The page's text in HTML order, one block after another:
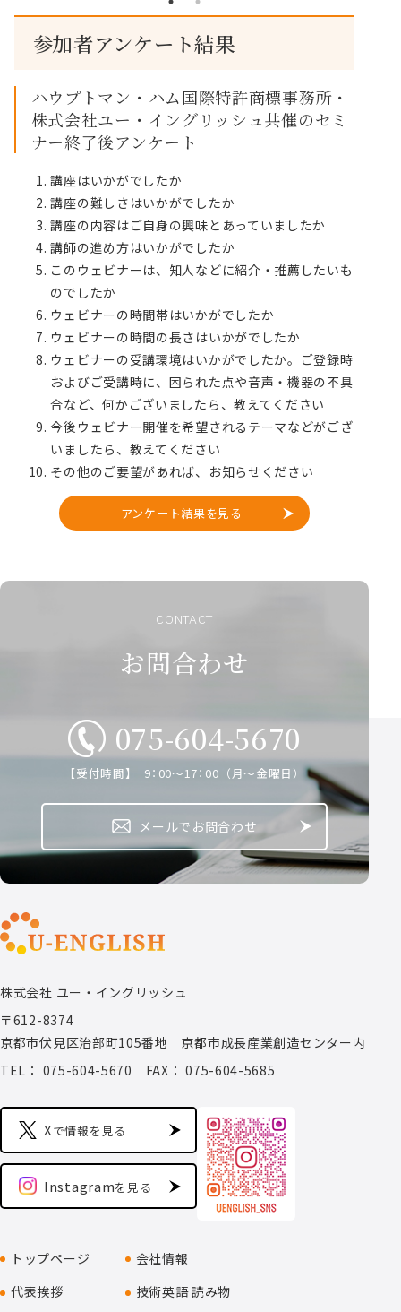
参加者アンケート結果
ハウプトマン・ハム国際特許商標事務所・
株式会社ユー・イングリッシュ共催のセミ
ナー終了後アンケート
講座はいかがでしたか
講座の難しさはいかがでしたか
講座の内容はご自身の興味とあっていましたか
講師の進め方はいかがでしたか
このウェビナーは、知人などに紹介・推薦したいも
のでしたか
ウェビナーの時間帯はいかがでしたか
ウェビナーの時間の長さはいかがでしたか
ウェビナーの受講環境はいかがでしたか。ご登録時
およびご受講時に、困られた点や音声・機器の不具
合など、何かございましたら、教えてください
今後ウェビナー開催を希望されるテーマなどがござ
いましたら、教えてください
その他のご要望があれば、お知らせください
アンケート結果を見る
CONTACT
お問合わせ
075-604-5670
【受付時間】 9：00～17：00 （月～金曜日）
メールでお問合わせ
株式会社 ユー・イングリッシュ
〒612-8374
京都市伏見区治部町105番地 京都市成長産業創造センター内
TEL： 075-604-5670 FAX： 075-604-5685
Xで情報を見る
Instagramを見る
トップページ
代表挨拶
会社情報
技術英語 読み物